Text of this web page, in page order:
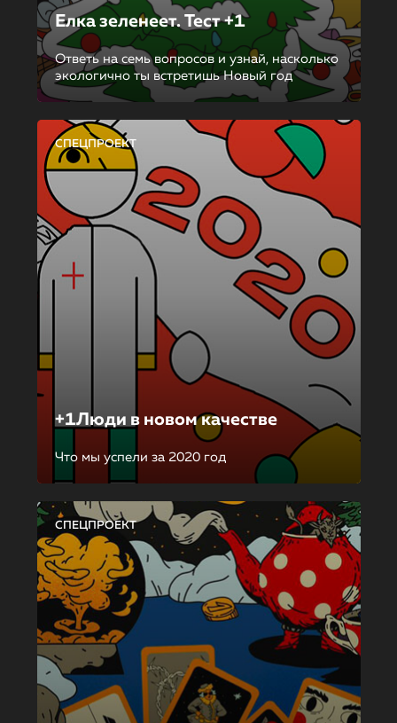
Елка зеленеет. Тест +1
Ответь на семь вопросов и узнай, насколько
экологично ты встретишь Новый год
СПЕЦПРОЕКТ
+1Люди в новом качестве
Что мы успели за 2020 год
СПЕЦПРОЕКТ